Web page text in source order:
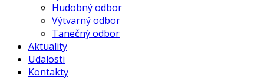
Hudobný odbor
Výtvarný odbor
Tanečný odbor
Aktuality
Udalosti
Kontakty